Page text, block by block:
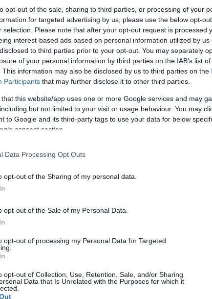
opt-out of the sale, sharing to third parties, or processing of your
for targeted advertising by us, please use the below opt-
selection. Please note that after your opt-out request is processed
interest-based ads based on personal information utilized by us
to third parties prior to your opt-out. You may separately
of your personal information by third parties on the IAB’s list
This information may also be disclosed by us to third parties on the
Participants that may further disclose it to other third parties.
that this website/app uses one or more Google services and may
but not limited to your visit or usage behaviour. You may
to Google and its third-party tags to use your data for below
consent section.
Data Processing Opt Outs
opt-out of the Sharing of my personal data.
opt-out of the Sale of my Personal Data.
opt-out of processing my Personal Data for Targeted
opt-out of Collection, Use, Retention, Sale, and/or Sharing
Data that Is Unrelated with the Purposes for which it
ως ενδιάμεσος σταθμός πριν από τη ΔΕΘ
τη σημασία των 8 νέων μέτρων στήριξης,
σταθμό ανακούφισης για την κοινωνία […]